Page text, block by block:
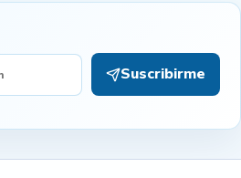
Suscribirme